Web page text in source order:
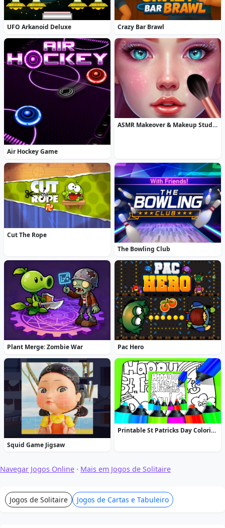
UFO Arkanoid Deluxe Crazy Bar Brawl
Air Hockey Game
ASMR Makeover & Makeup Studio
Cut The Rope
The Bowling Club
Plant Merge: Zombie War Pac Hero
Squid Game Jigsaw
Printable St Patricks Day Coloring Pages
Navegar Jogos Online · Mais em Jogos de Solitaire
Jogos de Solitaire Jogos de Cartas e Tabuleiro